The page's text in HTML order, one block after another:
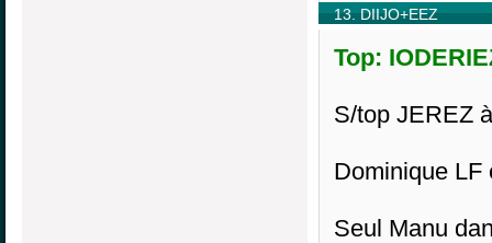
13. DIIJO+EEZ
Top:
S/top JEREZ
Dominique LF
Seul Manu